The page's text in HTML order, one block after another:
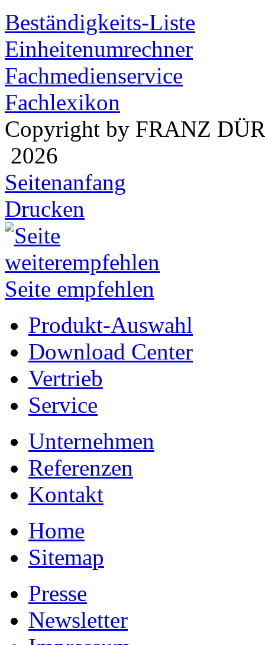
Beständigkeits-Liste
Einheitenumrechner
Fachmedienservice
Fachlexikon
Copyright by FRANZ
2026
Seitenanfang
Drucken
Seite empfehlen
Produkt-Auswahl
Download Center
Vertrieb
Service
Unternehmen
Referenzen
Kontakt
Home
Sitemap
Presse
Newsletter